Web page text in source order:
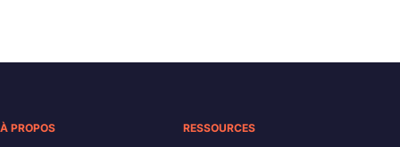
À PROPOS RESSOURCES